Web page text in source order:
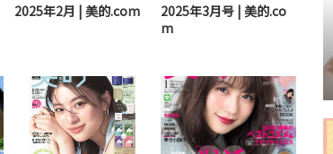
2025年2月 | 美的.com
2025年3月号 | 美的.co
m